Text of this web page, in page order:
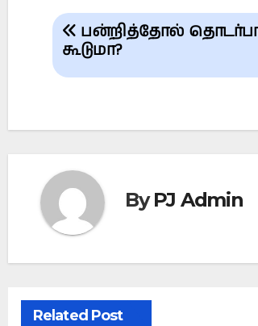
Post
navigation
பன்றித்தோல்
கூடுமா?
ByPJ Admin
Related Post